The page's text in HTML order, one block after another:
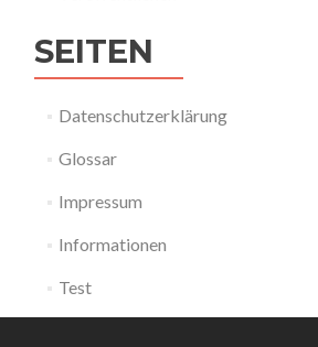
SEITEN
Datenschutzerklärung
Glossar
Impressum
Informationen
Test